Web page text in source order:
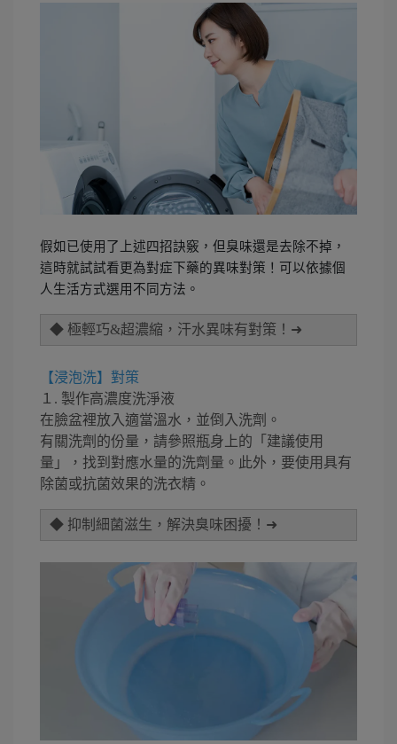
假如已使用了上述四招訣竅，但臭味還是去除不掉，
這時就試試看更為對症下藥的異味對策！可以依據個
人生活方式選用不同方法。
◆ 極輕巧&超濃縮，汗水異味有對策！➜
【浸泡洗】對策
１. 製作高濃度洗淨液
在臉盆裡放入適當溫水，並倒入洗劑。
有關洗劑的份量，請參照瓶身上的「建議使用
量」，找到對應水量的洗劑量。此外，要使用具有
除菌或抗菌效果的洗衣精。
◆ 抑制細菌滋生，解決臭味困擾！➜